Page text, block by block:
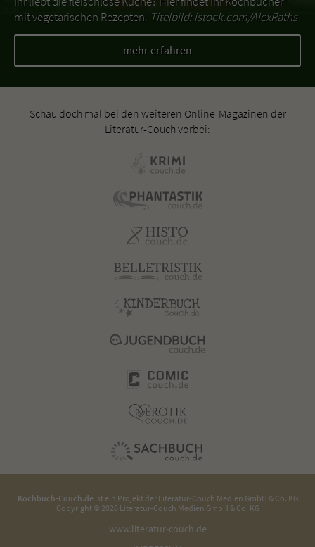
mit vegetarischen Rezepten. Titelbild: istock.com/AlexRaths
mehr erfahren
Schau doch mal bei den weiteren Online-Magazinen der
Literatur-Couch vorbei:
Kochbuch-Couch.deist ein Projekt der Literatur-Couch Medien GmbH & Co. KG
Copyright © 2026 Literatur-Couch Medien GmbH & Co. KG
www.literatur-couch.de